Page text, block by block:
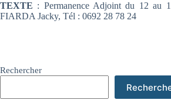
TEXTE : Permanence Adjoint du 12 au
FIARDA Jacky, Tél : 0692 28 78 24
Rechercher